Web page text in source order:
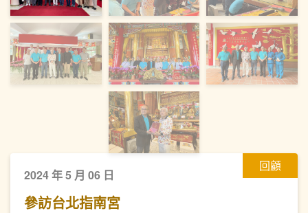
回顧
2024 年 5 月 06 日
參訪台北指南宮